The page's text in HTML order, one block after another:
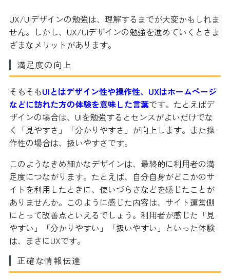
UX/UIデザインの勉強は、理解するまでが大変かもしれま
せん。しかし、UX/UIデザインの勉強を進めていくとさま
ざまなメリットがあります。
満足度の向上
そもそもUIとはデザイン性や操作性、UXはホームページ
などに訪れた方の体験を意味した言葉です。たとえばデ
ザインの場合は、UIを勉強するとセンスがよいだけでな
く「見やすさ」「分かりやすさ」が向上します。また操
作性の場合は、扱いやすさです。
このようなきめ細かなデザインは、最終的に利用者の満
足度につながります。たとえば、自分自身がどこかのサ
イトを利用したときに、使いづらさなどを感じたことが
ありませんか。このように感じた内容は、サイト運営側
にとって改善点といえるでしょう。利用者が感じた「見
やすい」「分かりやすい」「扱いやすい」といった体験
は、まさにUXです。
正確な情報伝達